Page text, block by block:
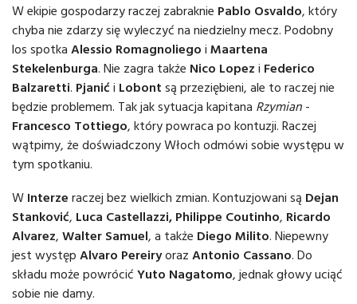
W ekipie gospodarzy raczej zabraknie Pablo Osvaldo, który
chyba nie zdarzy się wyleczyć na niedzielny mecz. Podobny
los spotka Alessio Romagnoliego i Maartena
Stekelenburga. Nie zagra także Nico Lopez i Federico
Balzaretti. Pjanići Lobont są przeziębieni, ale to raczej nie
będzie problemem. Tak jak sytuacja kapitana Rzymian -
Francesco Tottiego, który powraca po kontuzji. Raczej
wątpimy, że doświadczony Włoch odmówi sobie występu w
tym spotkaniu.
W Interze raczej bez wielkich zmian. Kontuzjowani są Dejan
Stanković, Luca Castellazzi, Philippe Coutinho, Ricardo
Alvarez, Walter Samuel, a także Diego Milito. Niepewny
jest występ Alvaro Pereiryoraz Antonio Cassano. Do
składu może powrócić Yuto Nagatomo, jednak głowy uciąć
sobie nie damy.